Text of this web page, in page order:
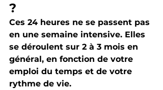
?
Ces 24 heures ne se passent pas
en une semaine intensive. Elles
se déroulent sur 2 à 3 mois en
général, en fonction de votre
emploi du temps et de votre
rythme de vie.